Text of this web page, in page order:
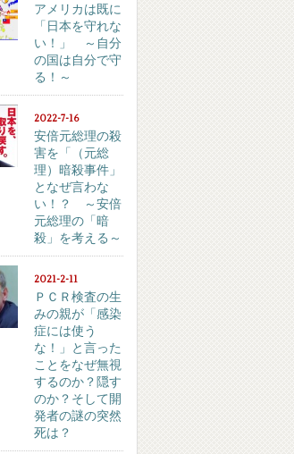
アメリカは既に
「日本を守れな
い！」 ～自分
の国は自分で守
る！～
2022-7-16
安倍元総理の殺
害を「（元総
理）暗殺事件」
となぜ言わな
い！？ ～安倍
元総理の「暗
殺」を考える～
2021-2-11
ＰＣＲ検査の生
みの親が「感染
症には使う
な！」と言った
ことをなぜ無視
するのか？隠す
のか？そして開
発者の謎の突然
死は？